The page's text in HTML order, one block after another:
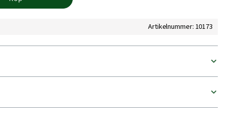
Artikelnummer: 10173